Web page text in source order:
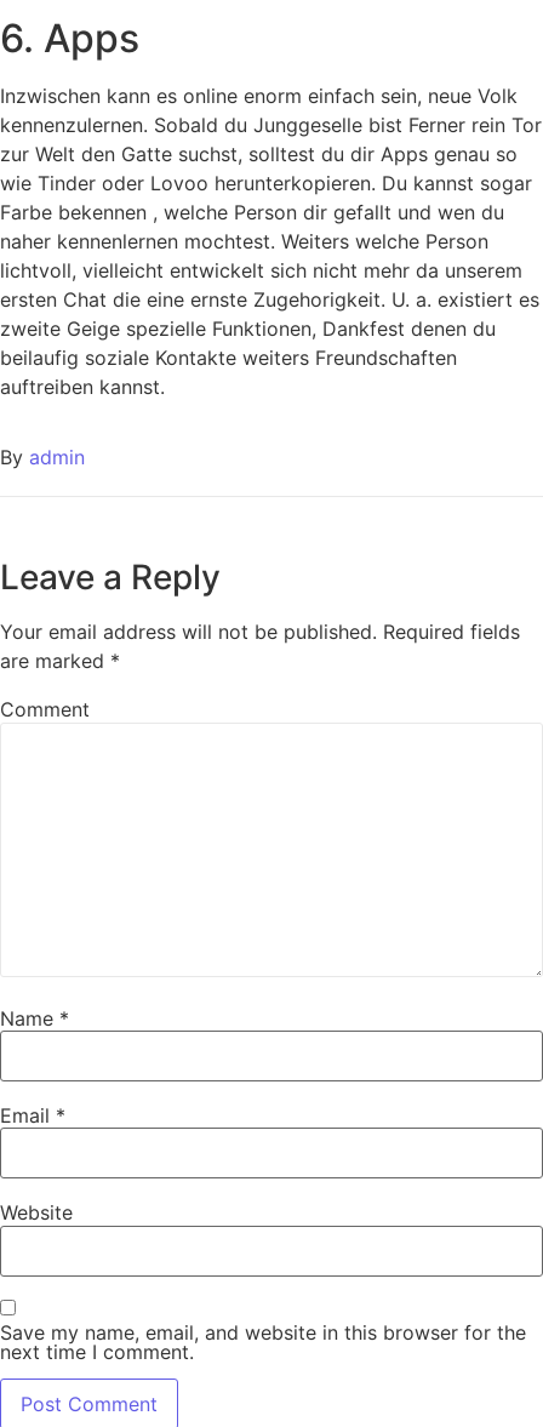
6. Apps
Inzwischen kann es online enorm einfach sein, neue Volk
kennenzulernen. Sobald du Junggeselle bist Ferner rein Tor
zur Welt den Gatte suchst, solltest du dir Apps genau so
wie Tinder oder Lovoo herunterkopieren. Du kannst sogar
Farbe bekennen , welche Person dir gefallt und wen du
naher kennenlernen mochtest. Weiters welche Person
lichtvoll, vielleicht entwickelt sich nicht mehr da unserem
ersten Chat die eine ernste Zugehorigkeit. U. a. existiert es
zweite Geige spezielle Funktionen, Dankfest denen du
beilaufig soziale Kontakte weiters Freundschaften
auftreiben kannst.
By admin
Leave a Reply
Your email address will not be published. Required fields
are marked *
Comment
Name *
Email *
Website
Save my name, email, and website in this browser for the
next time I comment.